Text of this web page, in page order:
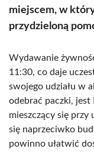
miejscem, w
przydzieloną
Wydawanie
11:30, co daje
swojego udziału w
odebrać paczki, jest
mieszczący się przy
się naprzeciwko
powinno ułatwić